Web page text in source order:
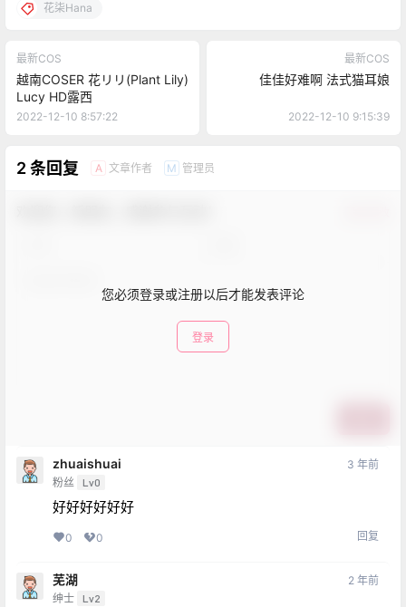
花柒Hana
最新COS
越南COSER 花リリ(Plant Lily)
Lucy HD露西
2022-12-10 8:57:22
最新COS
佳佳好难啊 法式猫耳娘
2022-12-10 9:15:39
2 条回复 A 文章作者 M 管理员
您必须登录或注册以后才能发表评论
登录
zhuaishuai
粉丝 Lv0
3 年前
好好好好好好
0 0 回复
芜湖
绅士 Lv2
2 年前